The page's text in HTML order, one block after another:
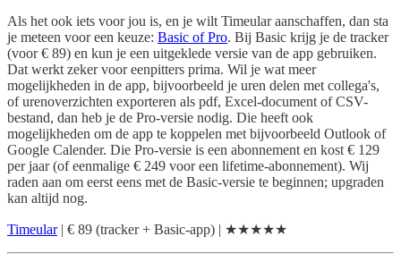
Als het ook iets voor jou is, en je wilt Timeular aanschaffen, dan sta
je meteen voor een keuze: Basic of Pro. Bij Basic krijg je de tracker
(voor € 89) en kun je een uitgeklede versie van de app gebruiken.
Dat werkt zeker voor eenpitters prima. Wil je wat meer
mogelijkheden in de app, bijvoorbeeld je uren delen met collega's,
of urenoverzichten exporteren als pdf, Excel-document of CSV-
bestand, dan heb je de Pro-versie nodig. Die heeft ook
mogelijkheden om de app te koppelen met bijvoorbeeld Outlook of
Google Calender. Die Pro-versie is een abonnement en kost € 129
per jaar (of eenmalige € 249 voor een lifetime-abonnement). Wij
raden aan om eerst eens met de Basic-versie te beginnen; upgraden
kan altijd nog.
Timeular| € 89 (tracker + Basic-app) | ★★★★★